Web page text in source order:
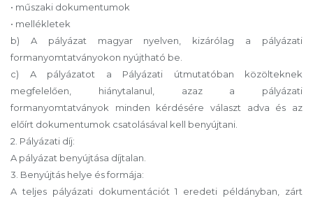
• műszaki dokumentumok
• mellékletek
b) A pályázat magyar nyelven, kizárólag a pályázati
formanyomtatványokon nyújtható be.
c) A pályázatot a Pályázati útmutatóban közölteknek
megfelelően, hiánytalanul, azaz a pályázati
formanyomtatványok minden kérdésére választ adva és az
előírt dokumentumok csatolásával kell benyújtani.
2. Pályázati díj:
A pályázat benyújtása díjtalan.
3. Benyújtás helye és formája:
A teljes pályázati dokumentációt 1 eredeti példányban, zárt